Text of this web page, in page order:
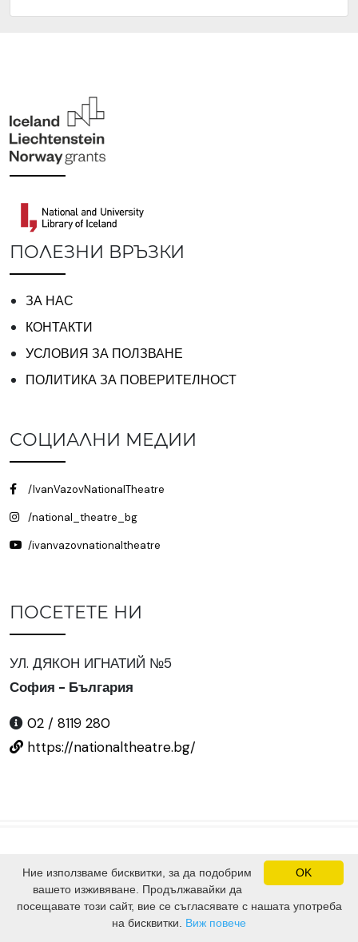
ПОЛЕЗНИ ВРЪЗКИ
ЗА НАС
КОНТАКТИ
УСЛОВИЯ ЗА ПОЛЗВАНЕ
ПОЛИТИКА ЗА ПОВЕРИТЕЛНОСТ
СОЦИАЛНИ МЕДИИ
/IvanVazovNationalTheatre
/national_theatre_bg
/ivanvazovnationaltheatre
ПОСЕТЕТЕ НИ
УЛ. ДЯКОН ИГНАТИЙ №5
София - България
02 / 8119 280
https://nationaltheatre.bg/
2024 Всички права запазени.
Сайтът е изграден отSV Software Solutions Ltd.
OK
Ние използваме бисквитки, за да подобрим
вашето изживяване. Продължавайки да
посещавате този сайт, вие се съгласявате с нашата употреба
на бисквитки. Виж повече